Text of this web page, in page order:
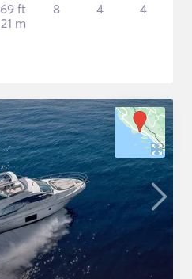
69 ft
21 m
8 4 4